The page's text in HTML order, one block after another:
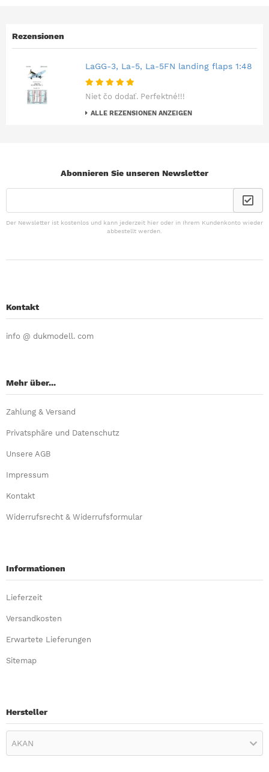
Rezensionen
LaGG-3, La-5, La-5FN landing flaps 1:48
Niet čo dodať. Perfektné!!!
ALLE REZENSIONEN ANZEIGEN
Abonnieren Sie unseren Newsletter
Der Newsletter ist kostenlos und kann jederzeit hier oder in Ihrem Kundenkonto wieder
abbestellt werden.
Kontakt
info @ dukmodell. com
Mehr über...
Zahlung & Versand
Privatsphäre und Datenschutz
Unsere AGB
Impressum
Kontakt
Widerrufsrecht & Widerrufsformular
Informationen
Lieferzeit
Versandkosten
Erwartete Lieferungen
Sitemap
Hersteller
AKAN